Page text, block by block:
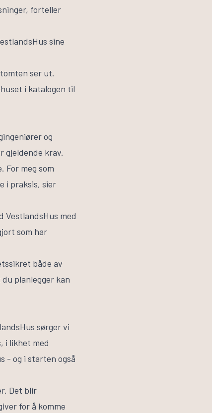
forteller
sine
ser ut.
i katalogen til
og
gjeldende krav.
meg som
i praksis, sier
VestlandsHus med
som har
både av
planlegger kan
sørger vi
i likhet med
- og i starten også
Det blir
for å komme